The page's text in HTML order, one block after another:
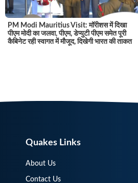
PM Modi Mauritius Visit: मॉरीशस में दिखा
पीएम मोदी का जलवा, पीएम, डेप्युटी पीएम समेत पूरी
कैबिनेट रही स्वागत में मौजूद, दिखेगी भारत की ताकत
Quakes Links
About Us
Contact Us